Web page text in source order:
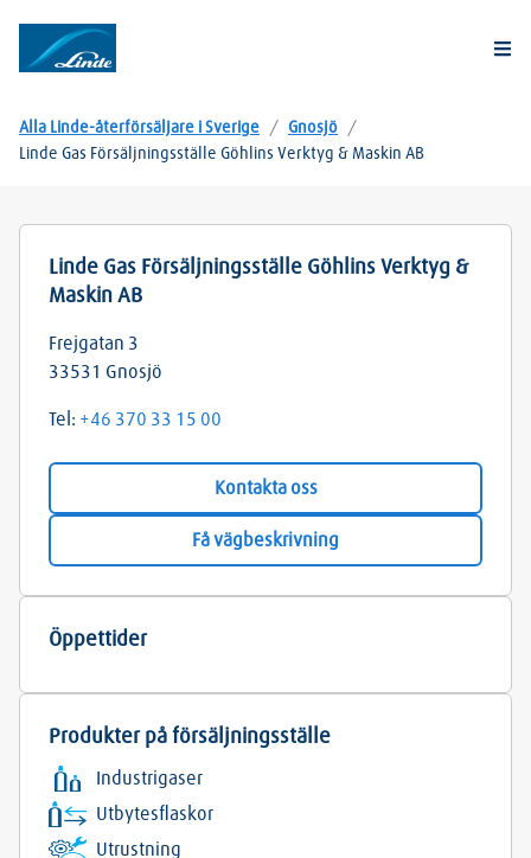
Alla Linde-återförsäljare i Sverige / Gnosjö
/
Linde Gas Försäljningsställe Göhlins Verktyg & Maskin AB
Linde Gas Försäljningsställe Göhlins Verktyg &
Maskin AB
Frejgatan 3
33531 Gnosjö
Tel: +46 370 33 15 00
Kontakta oss
Få vägbeskrivning
Öppettider
Produkter på försäljningsställe
Industrigaser
Utbytesflaskor
Utrustning